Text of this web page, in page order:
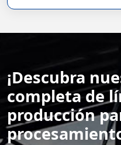
¡Descubra
completa de
producción